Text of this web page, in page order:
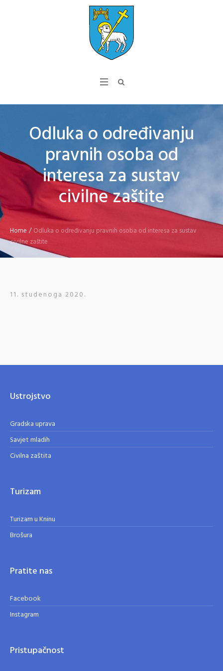
Odluka o određivanju
pravnih osoba od
interesa za sustav
civilne zaštite
Home /Odluka o određivanju pravnih osoba od interesa za sustav
civilne zaštite
11. studenoga 2020.
Ustrojstvo
Gradska uprava
Savjet mladih
Civilna zaštita
Turizam
Turizam u Kninu
Brošura
Pratite nas
Facebook
Instagram
Pristupačnost